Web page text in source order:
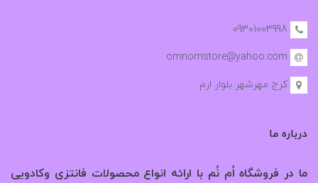
09301003998
omnomstore@yahoo.com
کرج مهرشهر بلوار ارم
درباره ما
ما در فروشگاه اُم نُم با ارائه انواع محصولات فانتزی وکادویی